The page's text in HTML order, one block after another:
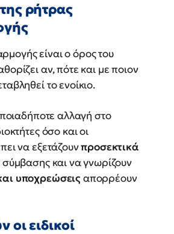
ρήτρας
είναι ο όρος του
αν, πότε και με ποιον
το ενοίκιο.
αλλαγή στο
όσο και οι
να εξετάζουνπροσεκτικά
σύμβασης και να γνωρίζουν
υποχρεώσειςαπορρέουν
οι ειδικοί